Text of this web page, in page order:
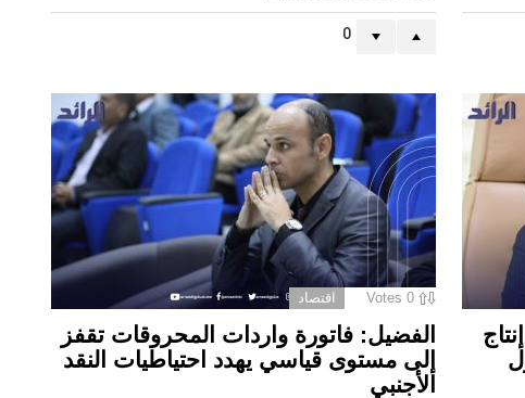
0
إنتاج
0
Votes اقتصاد
الفضيل: فاتورة واردات المحروقات تقفز
إلى مستوى قياسي يهدد احتياطيات النقد
الأجنبي